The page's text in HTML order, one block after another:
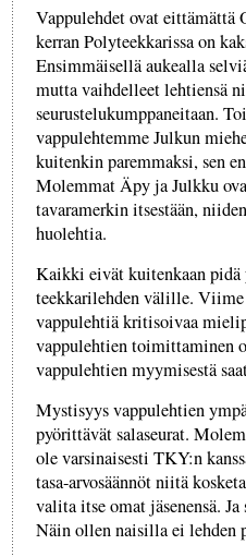
Vappulehdet ovat eittämättä
kerran Polyteekkarissa on
Ensimmäisellä aukealla
mutta vaihdelleet lehtiensä
seurustelukumppaneitaan.
vappulehtemme Julkun
kuitenkin paremmaksi, sen
Molemmat Äpy ja Julkku
tavaramerkin itsestään,
huolehtia.
Kaikki eivät kuitenkaan pidä
teekkarilehden välille.
vappulehtiä kritisoivaa
vappulehtien toimittaminen
vappulehtien myymisestä
Mystisyys vappulehtien
pyörittävät salaseurat.
ole varsinaisesti TKY:­n
tasa-arvosäännöt niitä
valita itse omat jäsenensä.
Näin ollen naisilla ei lehden